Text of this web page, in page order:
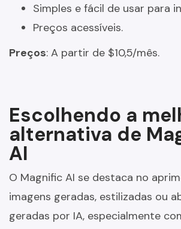
Simples e fácil de usar para
Preços acessíveis.
Preços: A partir de $10,5/mês.
Escolhendo a
alternativa de
AI
O Magnific AI se destaca no
imagens geradas, estilizadas ou
geradas por IA, especialmente